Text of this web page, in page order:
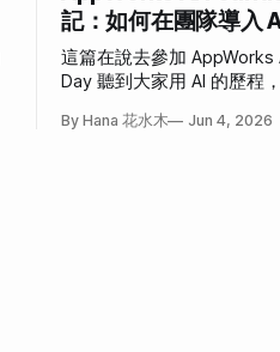
記：如何在團隊導入
這篇在說去參加 AppWorks
Day 聽到大家用 AI 的歷程
By Hana 花水木 Jun 4, 2026